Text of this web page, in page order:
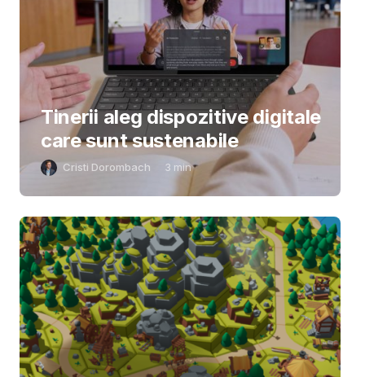
Tinerii aleg dispozitive digitale
care sunt sustenabile
Cristi Dorombach 3 min